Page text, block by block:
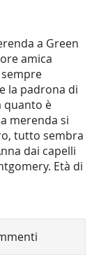
a Green
amica
sempre
la padrona di
quanto è
merenda si
tutto sembra
dai capelli
Età di